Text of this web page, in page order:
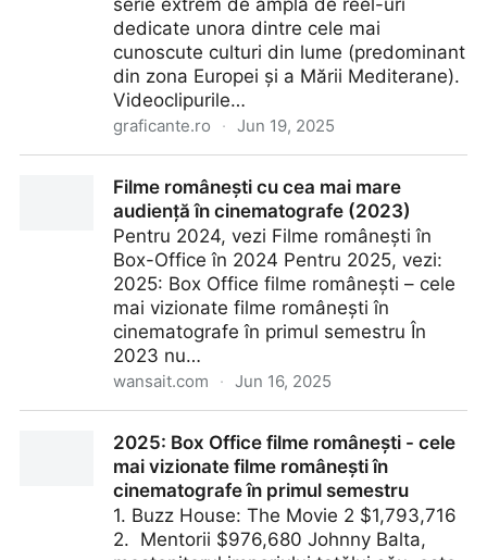
serie extrem de amplă de reel-uri
dedicate unora dintre cele mai
cunoscute culturi din lume (predominant
din zona Europei și a Mării Mediterane).
Videoclipurile…
graficante.ro · Jun 19, 2025
Filme românești cu cea mai mare
audiență în cinematografe (2023)
Pentru 2024, vezi Filme românești în
Box-Office în 2024 Pentru 2025, vezi:
2025: Box Office filme românești – cele
mai vizionate filme românești în
cinematografe în primul semestru În
2023 nu…
wansait.com · Jun 16, 2025
cinematografe (2023)
2025: Box Office filme românești - cele
mai vizionate filme românești în
cinematografe în primul semestru
1. Buzz House: The Movie 2 $1,793,716
2. Mentorii $976,680 Johnny Balta,